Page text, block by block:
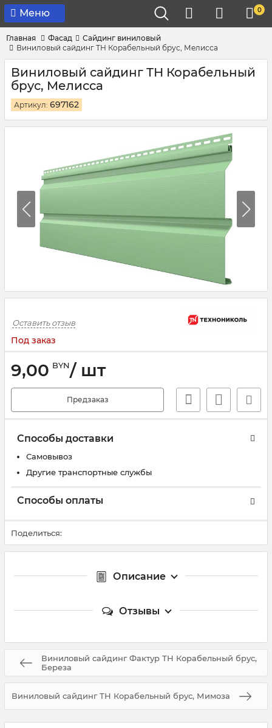
Меню 0
Главная Фасад
Сайдинг виниловый
Виниловый сайдинг ТН Корабельный брус, Мелисса
Виниловый сайдинг ТН Корабельный
брус, Мелисса
Артикул: 697162
Оставить отзыв
Под заказ
9,00 BYN/ шт
Предзаказ
Способы доставки
Самовывоз
Другие транспортные службы
Способы оплаты
Поделиться:
Описание
Отзывы
Виниловый сайдинг Фактур ТН Корабельный брус,
Береза
Виниловый сайдинг ТН Корабельный брус, Мимоза